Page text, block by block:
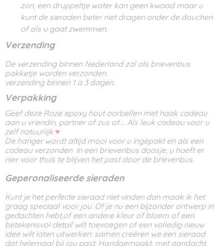
zon, een druppeltje water kan geen kwaad maar u
kunt de sieraden beter niet dragen onder de douchen
of als u gaat zwemmen.
Verzending
De verzending binnen Nederland zal als brievenbus
pakketje worden verzonden.
verzending binnen 1 a 3 dagen.
Verpakking
Geef deze Roze epoxy hout oorbellen met haak cadeau
aan u vriendin, partner of zus of.... Als leuk cadeau voor u
zelf natuurlijk ♥
De hanger wordt altijd mooi voor u ingepakt en als een
cadeau verzonden in een brievenbus doosje, u hoeft er
nier voor thuis te blijven het past door de brievenbus.
Geperonaliseerde sieraden
Kunt je het perfecte sieraad niet vinden dan maak ik het
graag speciaal voor jou. Of je nu een bijzonder ontwerp in
gedachten hebt,of een andere kleur of bloem of een
betekenisvol detail wilt toevoegen of een volledig nieuw
idee wilt laten uitwerken: samen creëren we een sieraad
dat helemaal bij jou past. Handgemaakt, met aandacht,